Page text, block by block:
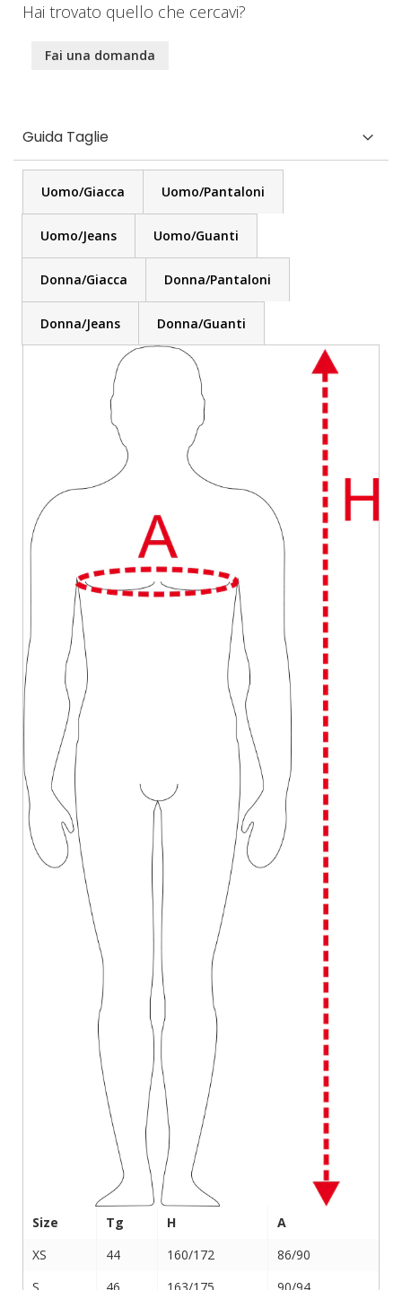
Hai trovato quello che cercavi?
Fai una domanda
Guida Taglie
Uomo/Giacca Uomo/Pantaloni
Uomo/Jeans Uomo/Guanti
Donna/Giacca Donna/Pantaloni
Donna/Jeans Donna/Guanti
Size Tg H
A
XS
44 160/172
86/90